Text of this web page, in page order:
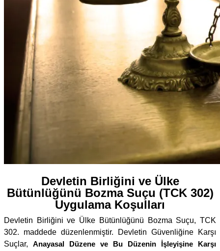
Devletin Birliğini ve Ülke
Bütünlüğünü Bozma Suçu (TCK 302)
Uygulama Koşulları
Devletin Birliğini ve Ülke Bütünlüğünü Bozma Suçu, TCK
302. maddede düzenlenmiştir. Devletin Güvenliğine Karşı
Suçlar, Anayasal Düzene ve Bu Düzenin İşleyişine Karşı